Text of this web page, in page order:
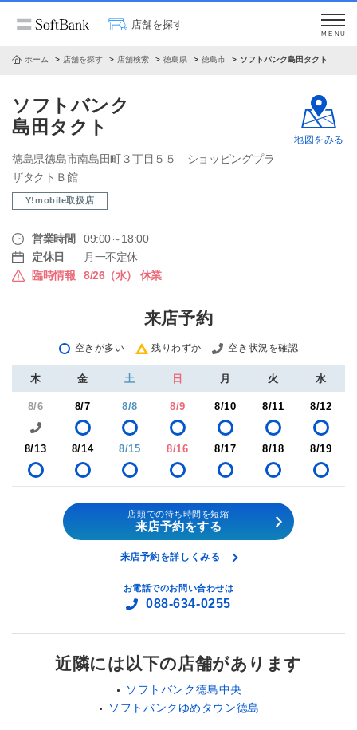
店舗を探す
MENU
ホーム 店舗を探す 店舗検索 徳島県 徳島市 ソフトバンク島田タクト
ソフトバンク
島田タクト
徳島県徳島市南島田町３丁目５５ ショッピングプラ
ザタクトＢ館
Y!mobile取扱店
営業時間
09:00～18:00
定休日
月一不定休
臨時情報
8/26（水） 休業
地図をみる
来店予約
空きが多い 残りわずか 空き状況を確認
木 金 土 日 月 火 水
8/6 8/7 8/8 8/9 8/10 8/11 8/12
8/13 8/14 8/15 8/16 8/17 8/18 8/19
店頭での待ち時間を短縮
来店予約をする
来店予約を詳しくみる
お電話でのお問い合わせは
088-634-0255
近隣には以下の店舗があります
ソフトバンク徳島中央
ソフトバンクゆめタウン徳島